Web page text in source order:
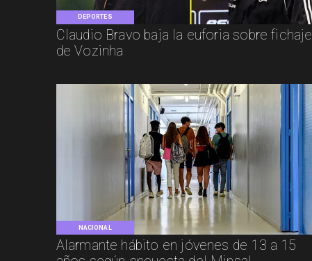
DEPORTES
Claudio Bravo baja la euforia sobre fichaje
de Vozinha
NACIONAL
Alarmante hábito en jóvenes de 13 a 15